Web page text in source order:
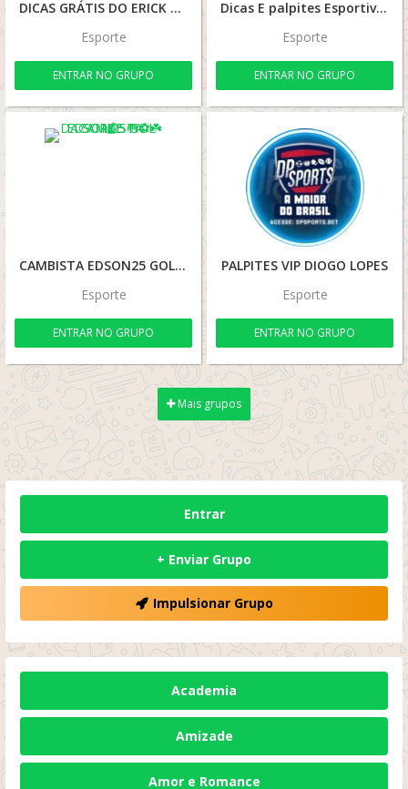
DICAS GRÁTIS DO ERICK 🍀💰🔥🚀
Esporte
ENTRAR NO GRUPO
Dicas E palpites Esportivas do dia
Esporte
ENTRAR NO GRUPO
CAMBISTA EDSON25 GOL DA SORTE 🥅⚽☘️💰
Esporte
ENTRAR NO GRUPO
PALPITES VIP DIOGO LOPES
Esporte
ENTRAR NO GRUPO
Mais grupos
Entrar
+ Enviar Grupo
Impulsionar Grupo
Academia
Amizade
Amor e Romance